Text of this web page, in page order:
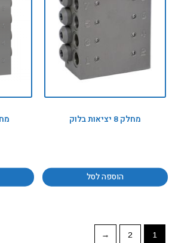
מחלק 8 יציאות בלוק
הוספה לסל
מחלק
1
2
←